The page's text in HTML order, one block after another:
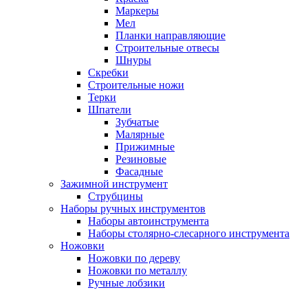
Маркеры
Мел
Планки направляющие
Строительные отвесы
Шнуры
Скребки
Строительные ножи
Терки
Шпатели
Зубчатые
Малярные
Прижимные
Резиновые
Фасадные
Зажимной инструмент
Струбцины
Наборы ручных инструментов
Наборы автоинструмента
Наборы столярно-слесарного инструмента
Ножовки
Ножовки по дереву
Ножовки по металлу
Ручные лобзики